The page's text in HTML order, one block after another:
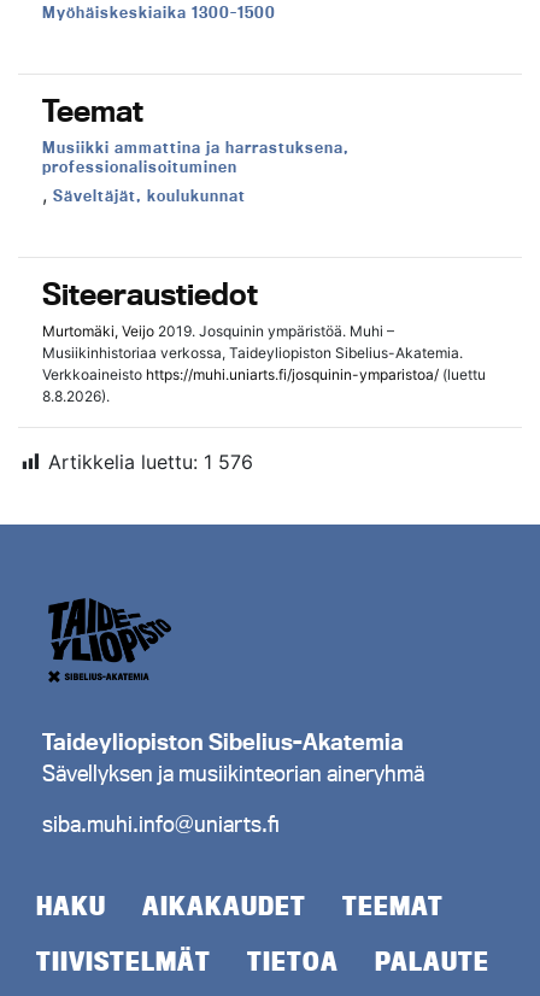
Aikakausi:
Myöhäiskeskiaika 1300-1500
Teemat
Teema:
Musiikki ammattina ja harrastuksena,
professionalisoituminen
, Teema:
Säveltäjät, koulukunnat
Siteeraustiedot
Murtomäki, Veijo 2019. Josquinin ympäristöä. Muhi –
Musiikinhistoriaa verkossa, Taideyliopiston Sibelius-Akatemia.
Verkkoaineisto https://muhi.uniarts.fi/josquinin-ymparistoa/ (luettu
8.8.2026).
Artikkelia luettu: 1 576
Taideyliopiston Sibelius-Akatemia
Sävellyksen ja musiikinteorian aineryhmä
siba.muhi.info@uniarts.fi
HAKU AIKAKAUDET
TEEMAT
TIIVISTELMÄT
TIETOA PALAUTE